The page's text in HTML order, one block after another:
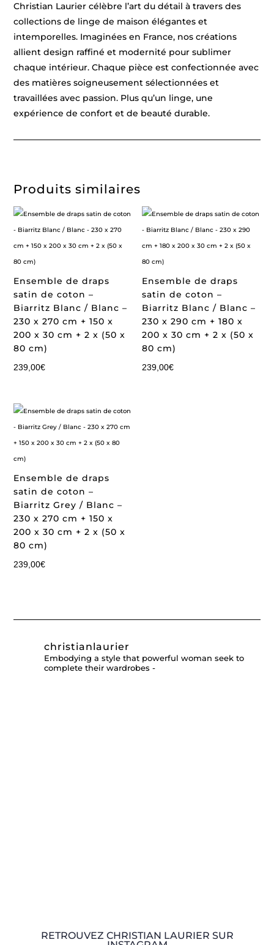
Christian Laurier célèbre l’art du détail à travers des
collections de linge de maison élégantes et
intemporelles. Imaginées en France, nos créations
allient design raffiné et modernité pour sublimer
chaque intérieur. Chaque pièce est confectionnée avec
des matières soigneusement sélectionnées et
travaillées avec passion. Plus qu’un linge, une
expérience de confort et de beauté durable.
Produits similaires
Ensemble de draps
satin de coton –
Biarritz Blanc / Blanc –
230 x 270 cm + 150 x
200 x 30 cm + 2 x (50 x
80 cm)
239,00€
Ensemble de draps
satin de coton –
Biarritz Blanc / Blanc –
230 x 290 cm + 180 x
200 x 30 cm + 2 x (50 x
80 cm)
239,00€
Ensemble de draps
satin de coton –
Biarritz Grey / Blanc –
230 x 270 cm + 150 x
200 x 30 cm + 2 x (50 x
80 cm)
239,00€
christianlaurier
Embodying a style that powerful woman seek to
complete their wardrobes -
RETROUVEZ CHRISTIAN LAURIER SUR